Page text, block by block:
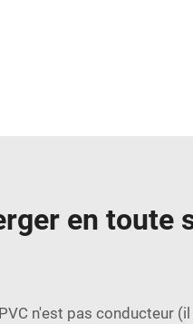
en toute
n'est pas conducteur